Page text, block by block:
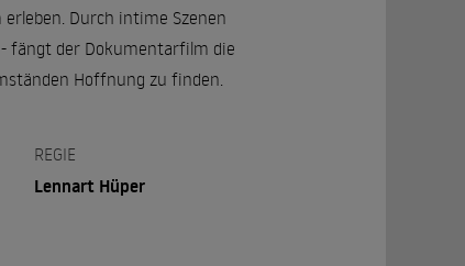
Durch intime Szenen
- fängt der Dokumentarfilm die
Hoffnung zu finden.
REGIE
Lennart Hüper